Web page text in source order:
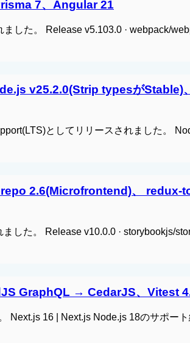
7、Angular 21
した。 Release v5.103.0 · webpack/
v25.2.0(Strip typesがStable)
としてリリースされました。
2.6(Microfrontend)、 redux-
した。 Release v10.0.0 · storybookjs/
GraphQL → CedarJS、Vitest
Next.js 16 | Next.js Node.js 18のサポー